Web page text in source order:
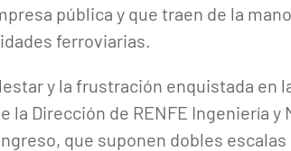
pública y que traen de la
ferroviarias.
y la frustración enquistada en
la Dirección de RENFE Ingeniería y
que suponen dobles